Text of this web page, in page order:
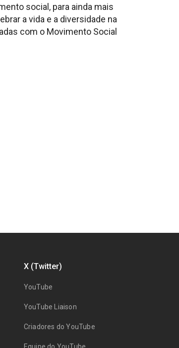
social, para ainda mais
a vida e a diversidade na
com o Movimento Social
X (Twitter)
YouTube
YouTube Liaison
Criadores do YouTube
Equipe do YouTube